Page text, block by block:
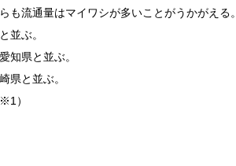
流通量はマイワシが多いことがうかがえる。
並ぶ。
知県と並ぶ。
県と並ぶ。
）